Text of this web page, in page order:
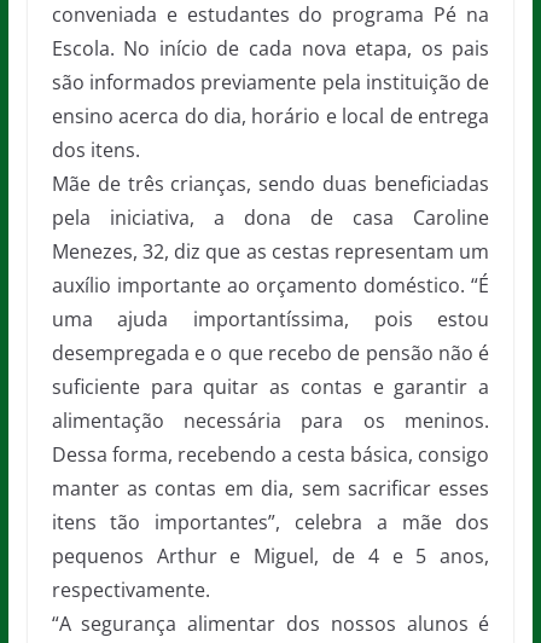
conveniada e estudantes do programa Pé na
Escola. No início de cada nova etapa, os pais
são informados previamente pela instituição de
ensino acerca do dia, horário e local de entrega
dos itens.
Mãe de três crianças, sendo duas beneficiadas
pela iniciativa, a dona de casa Caroline
Menezes, 32, diz que as cestas representam um
auxílio importante ao orçamento doméstico. “É
uma ajuda importantíssima, pois estou
desempregada e o que recebo de pensão não é
suficiente para quitar as contas e garantir a
alimentação necessária para os meninos.
Dessa forma, recebendo a cesta básica, consigo
manter as contas em dia, sem sacrificar esses
itens tão importantes”, celebra a mãe dos
pequenos Arthur e Miguel, de 4 e 5 anos,
respectivamente.
“A segurança alimentar dos nossos alunos é